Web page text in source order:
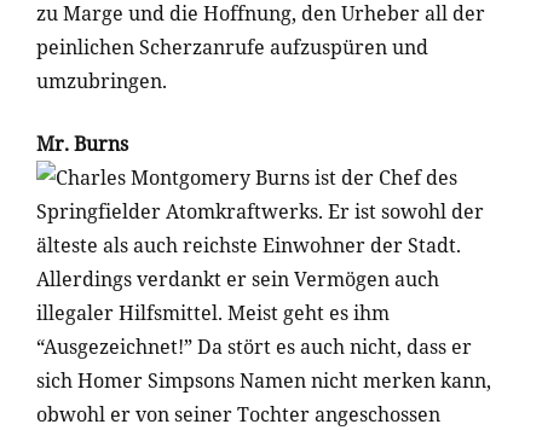
zu Marge und die Hoffnung, den Urheber all der
peinlichen Scherzanrufe aufzuspüren und
umzubringen.
Mr. Burns
Charles Montgomery Burns ist der Chef des
Springfielder Atomkraftwerks. Er ist sowohl der
älteste als auch reichste Einwohner der Stadt.
Allerdings verdankt er sein Vermögen auch
illegaler Hilfsmittel. Meist geht es ihm
“Ausgezeichnet!” Da stört es auch nicht, dass er
sich Homer Simpsons Namen nicht merken kann,
obwohl er von seiner Tochter angeschossen